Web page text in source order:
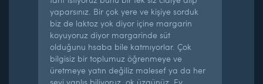
yaparsınız. Bir çok yere ve kişiye sorduk
biz de laktoz yok diyor içine margarin
koyuyoruz diyor margarinde süt
olduğunu hsaba bile katmıyorlar. Çok
bilgisiz bir toplumuz öğrenmeye ve
üretmeye yatın değiliz malesef ya da her